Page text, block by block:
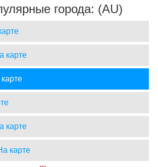
города: (AU)
карте
карте
карте